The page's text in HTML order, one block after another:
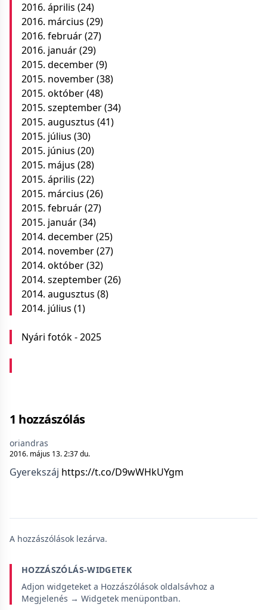
2016. április (24)
2016. március (29)
2016. február(27)
2016. január(29)
2015. december(9)
2015. november(38)
2015. október(48)
2015. szeptember(34)
2015. augusztus (41)
2015. július (30)
2015. június (20)
2015. május (28)
2015. április (22)
2015. március (26)
2015. február(27)
2015. január(34)
2014. december(25)
2014. november(27)
2014. október(32)
2014. szeptember(26)
2014. augusztus (8)
2014. július (1)
Nyári fotók - 2025
1 hozzászólás
oriandras
2016. május 13. 2:37 du.
Gyerekszáj https://t.co/D9wWHkUYgm
A hozzászólások lezárva.
HOZZÁSZÓLÁS-WIDGETEK
Adjon widgeteket a Hozzászólások oldalsávhoz a
Megjelenés → Widgetek menüpontban.